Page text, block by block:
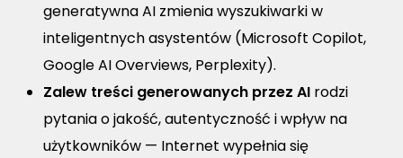
generatywna AI zmienia wyszukiwarki w
inteligentnych asystentów (Microsoft Copilot,
Google AI Overviews, Perplexity).
Zalew treści generowanych przez AI rodzi
pytania o jakość, autentyczność i wpływ na
użytkowników — Internet wypełnia się